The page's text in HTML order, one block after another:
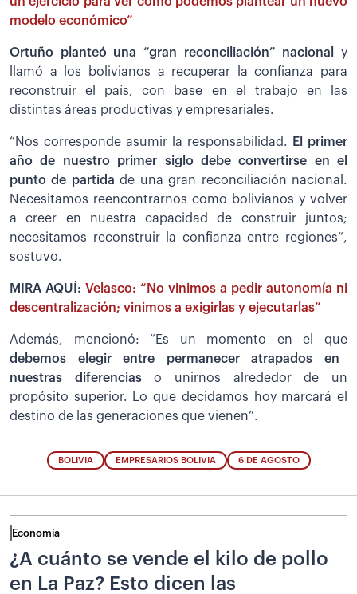
modelo económico”
Ortuño planteó una “gran reconciliación” nacional
y
llamó a los bolivianos a recuperar la confianza para
reconstruir el país, con base en el trabajo en las
distintas áreas productivas y empresariales.
“Nos corresponde asumir la responsabilidad.
El primer
año de nuestro primer siglo debe convertirse en el
punto de partida de una gran reconciliación nacional.
Necesitamos reencontrarnos como bolivianos y volver
a creer en nuestra capacidad de construir juntos;
necesitamos reconstruir la confianza entre regiones”,
sostuvo.
MIRA AQUÍ: Velasco: “No vinimos a pedir autonomía ni
descentralización; vinimos a exigirlas y ejecutarlas”
Además, mencionó: “Es un momento en el que
debemos elegir entre permanecer atrapados en
nuestras diferenciaso unirnos alrededor de un
propósito superior. Lo que decidamos hoy marcará el
destino de las generaciones que vienen”.
BOLIVIA EMPRESARIOS BOLIVIA 6 DE AGOSTO
Economía
¿A cuánto se vende el kilo de pollo
en La Paz? Esto dicen las